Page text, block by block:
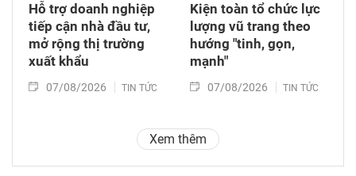
Hỗ trợ doanh nghiệp
tiếp cận nhà đầu tư,
mở rộng thị trường
xuất khẩu
07/08/2026 TIN TỨC
Kiện toàn tổ chức lực
lượng vũ trang theo
hướng "tinh, gọn,
mạnh"
07/08/2026 TIN TỨC
Xem thêm